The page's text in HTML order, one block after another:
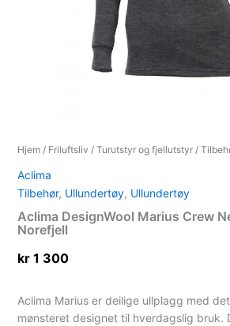
Hjem / Friluftsliv /Turutstyr og fjellutstyr /
Aclima
Tilbehør, Ullundertøy, Ullundertøy
Aclima DesignWool Marius Crew
Norefjell
kr 1 300
Aclima Marius er deilige ullplagg med
mønsteret designet til hverdagslig bruk.